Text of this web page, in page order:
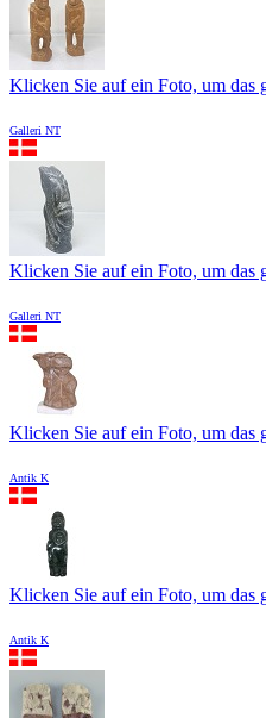
Klicken Sie auf ein Foto, um das
Galleri NT
Klicken Sie auf ein Foto, um das
Galleri NT
Klicken Sie auf ein Foto, um das
Antik K
Klicken Sie auf ein Foto, um das
Antik K